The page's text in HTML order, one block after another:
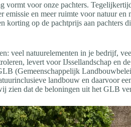
vormt voor onze pachters.
emissie en meer ruimte voor natuur
korting op de pachtprijs aan pachters
veel natuurelementen in je bedrijf,
levert voor IJssellandschap en
(Gemeenschappelijk
landbouw en daarvoor
zien dat de beloningen uit het GLB